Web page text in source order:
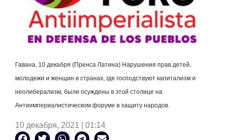
Гавана, 10 декабря (Пренса Латина) Нарушения прав детей,
молодежи и женщин в странах, где господствуют капитализм и
неолиберализм, были осуждены в этой столице на
Антиимпериалистическом форуме в защиту народов.
10 декабря, 2021 | 01:14